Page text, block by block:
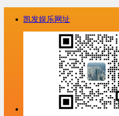
凯发娱乐网址